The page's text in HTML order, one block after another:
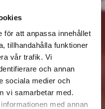
för att anpassa innehållet
tillhandahålla funktioner
vår trafik. Vi
och annan
sociala medier och
vi samarbetar med.
med annan